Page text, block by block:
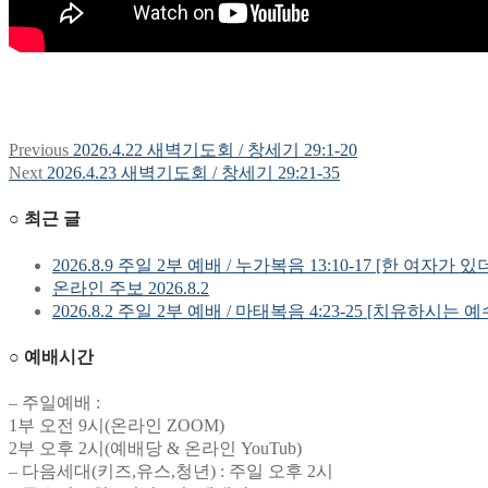
글
색
Previous Previous
post:
2026.4.22 새벽기도회 / 창세기 29:1-20
Next Next
2026.4.23 새벽기도회 / 창세기 29:21-35
○ 최근 글
2026.8.9 주일 2부 예배 / 누가복음 13:10-17 [한 여자가 있
온라인 주보 2026.8.2
2026.8.2 주일 2부 예배 / 마태복음 4:23-25 [치유하시는 예
○ 예배시간
– 주일예배 :
1부 오전 9시(온라인 ZOOM)
2부 오후 2시(예배당 & 온라인 YouTub)
– 다음세대(키즈,유스,청년) : 주일 오후 2시